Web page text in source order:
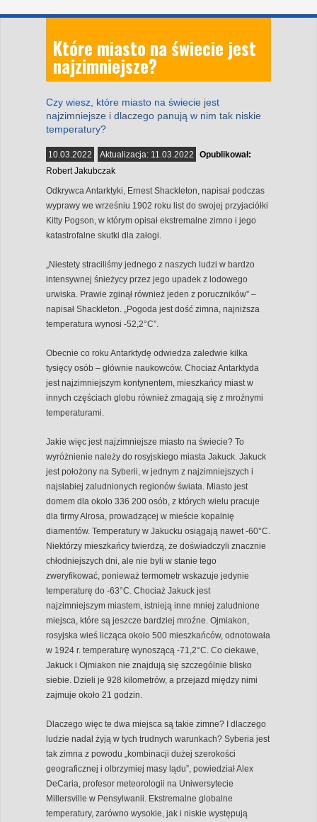
Które miasto na świecie jest
najzimniejsze?
Czy wiesz, które miasto na świecie jest
najzimniejsze i dlaczego panują w nim tak niskie
temperatury?
10.03.2022 Aktualizacja: 11.03.2022
Opublikował:
Robert Jakubczak
Odkrywca Antarktyki, Ernest Shackleton, napisał podczas
wyprawy we wrześniu 1902 roku list do swojej przyjaciółki
Kitty Pogson, w którym opisał ekstremalne zimno i jego
katastrofalne skutki dla załogi.
„Niestety straciliśmy jednego z naszych ludzi w bardzo
intensywnej śnieżycy przez jego upadek z lodowego
urwiska. Prawie zginął również jeden z poruczników” –
napisał Shackleton. „Pogoda jest dość zimna, najniższa
temperatura wynosi -52,2°C”.
Obecnie co roku Antarktydę odwiedza zaledwie kilka
tysięcy osób – głównie naukowców. Chociaż Antarktyda
jest najzimniejszym kontynentem, mieszkańcy miast w
innych częściach globu również zmagają się z mroźnymi
temperaturami.
Jakie więc jest najzimniejsze miasto na świecie? To
wyróżnienie należy do rosyjskiego miasta Jakuck. Jakuck
jest położony na Syberii, w jednym z najzimniejszych i
najsłabiej zaludnionych regionów świata. Miasto jest
domem dla około 336 200 osób, z których wielu pracuje
dla firmy Alrosa, prowadzącej w mieście kopalnię
diamentów. Temperatury w Jakucku osiągają nawet -60°C.
Niektórzy mieszkańcy twierdzą, że doświadczyli znacznie
chłodniejszych dni, ale nie byli w stanie tego
zweryfikować, ponieważ termometr wskazuje jedynie
temperaturę do -63°C. Chociaż Jakuck jest
najzimniejszym miastem, istnieją inne mniej zaludnione
miejsca, które są jeszcze bardziej mroźne. Ojmiakon,
rosyjska wieś licząca około 500 mieszkańców, odnotowała
w 1924 r. temperaturę wynoszącą -71,2°C. Co ciekawe,
Jakuck i Ojmiakon nie znajdują się szczególnie blisko
siebie. Dzieli je 928 kilometrów, a przejazd między nimi
zajmuje około 21 godzin.
Dlaczego więc te dwa miejsca są takie zimne? I dlaczego
ludzie nadal żyją w tych trudnych warunkach? Syberia jest
tak zimna z powodu „kombinacji dużej szerokości
geograficznej i olbrzymiej masy lądu”, powiedział Alex
DeCaria, profesor meteorologii na Uniwersytecie
Millersville w Pensylwanii. Ekstremalne globalne
temperatury, zarówno wysokie, jak i niskie występują